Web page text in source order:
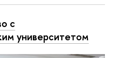
с
университетом